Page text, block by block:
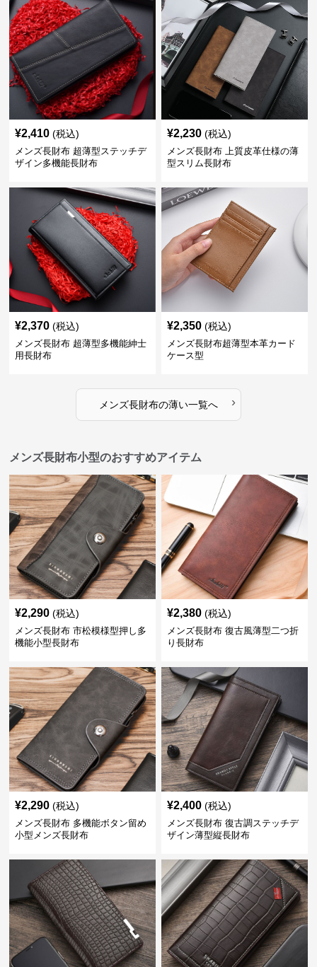
¥2,410 (税込)
メンズ長財布 超薄型ステッチデ
ザイン多機能長財布
¥2,230 (税込)
メンズ長財布 上質皮革仕様の薄
型スリム長財布
¥2,370 (税込)
メンズ長財布 超薄型多機能紳士
用長財布
¥2,350 (税込)
メンズ長財布超薄型本革カード
ケース型
メンズ長財布の薄い一覧へ ›
メンズ長財布小型のおすすめアイテム
¥2,290 (税込)
メンズ長財布 市松模様型押し多
機能小型長財布
¥2,380 (税込)
メンズ長財布 復古風薄型二つ折
り長財布
¥2,290 (税込)
メンズ長財布 多機能ボタン留め
小型メンズ長財布
¥2,400 (税込)
メンズ長財布 復古調ステッチデ
ザイン薄型縦長財布